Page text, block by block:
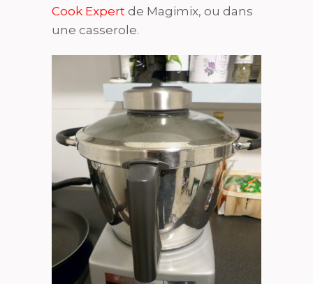
Cook Expert de Magimix, ou dans
une casserole.